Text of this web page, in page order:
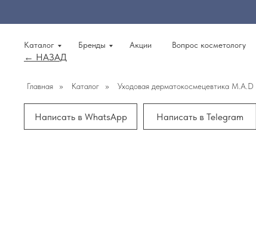
Каталог Бренды Акции Вопрос косметологу
← НАЗАД
Главная » Каталог » Уходовая дерматокосмецевтика
Написать в Telegram
Написать в WhatsApp